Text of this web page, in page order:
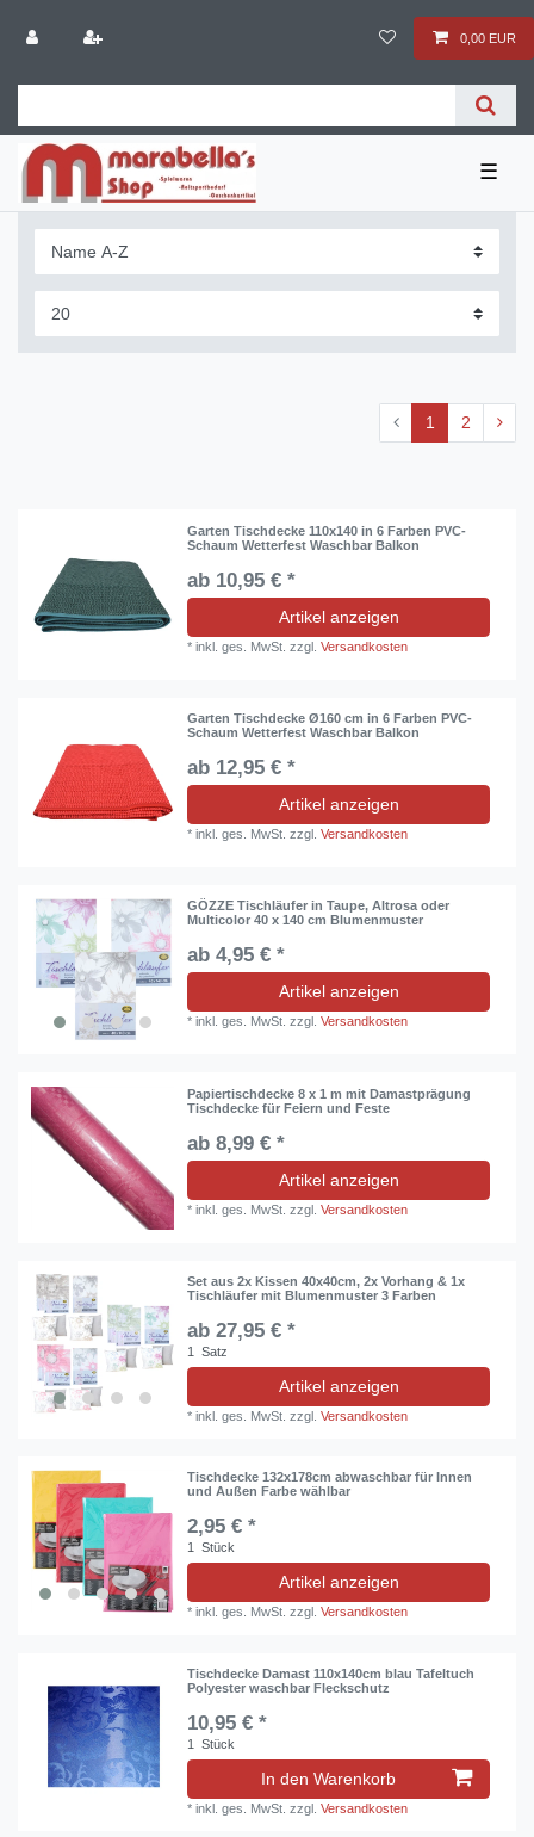
0,00 EUR
☰
1 2
Garten Tischdecke 110x140 in 6 Farben PVC-
Schaum Wetterfest Waschbar Balkon
ab 10,95 € *
Artikel anzeigen
*inkl. ges. MwSt. zzgl.Versandkosten
Garten Tischdecke Ø160 cm in 6 Farben PVC-
Schaum Wetterfest Waschbar Balkon
ab 12,95 € *
Artikel anzeigen
*inkl. ges. MwSt. zzgl.Versandkosten
GÖZZE Tischläufer in Taupe, Altrosa oder
Multicolor 40 x 140 cm Blumenmuster
ab 4,95 € *
Artikel anzeigen
*inkl. ges. MwSt. zzgl.Versandkosten
Papiertischdecke 8 x 1 m mit Damastprägung
Tischdecke für Feiern und Feste
ab 8,99 € *
Artikel anzeigen
*inkl. ges. MwSt. zzgl.Versandkosten
Set aus 2x Kissen 40x40cm, 2x Vorhang & 1x
Tischläufer mit Blumenmuster 3 Farben
ab 27,95 € *
1 Satz
Artikel anzeigen
*inkl. ges. MwSt. zzgl.Versandkosten
Tischdecke 132x178cm abwaschbar für Innen
und Außen Farbe wählbar
2,95 € *
1 Stück
Artikel anzeigen
*inkl. ges. MwSt. zzgl.Versandkosten
Tischdecke Damast 110x140cm blau Tafeltuch
Polyester waschbar Fleckschutz
10,95 € *
1 Stück
In den Warenkorb
*inkl. ges. MwSt. zzgl.Versandkosten